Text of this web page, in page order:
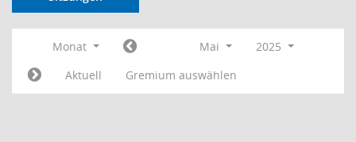
Monat Mai
2025
Aktuell
Gremium auswählen